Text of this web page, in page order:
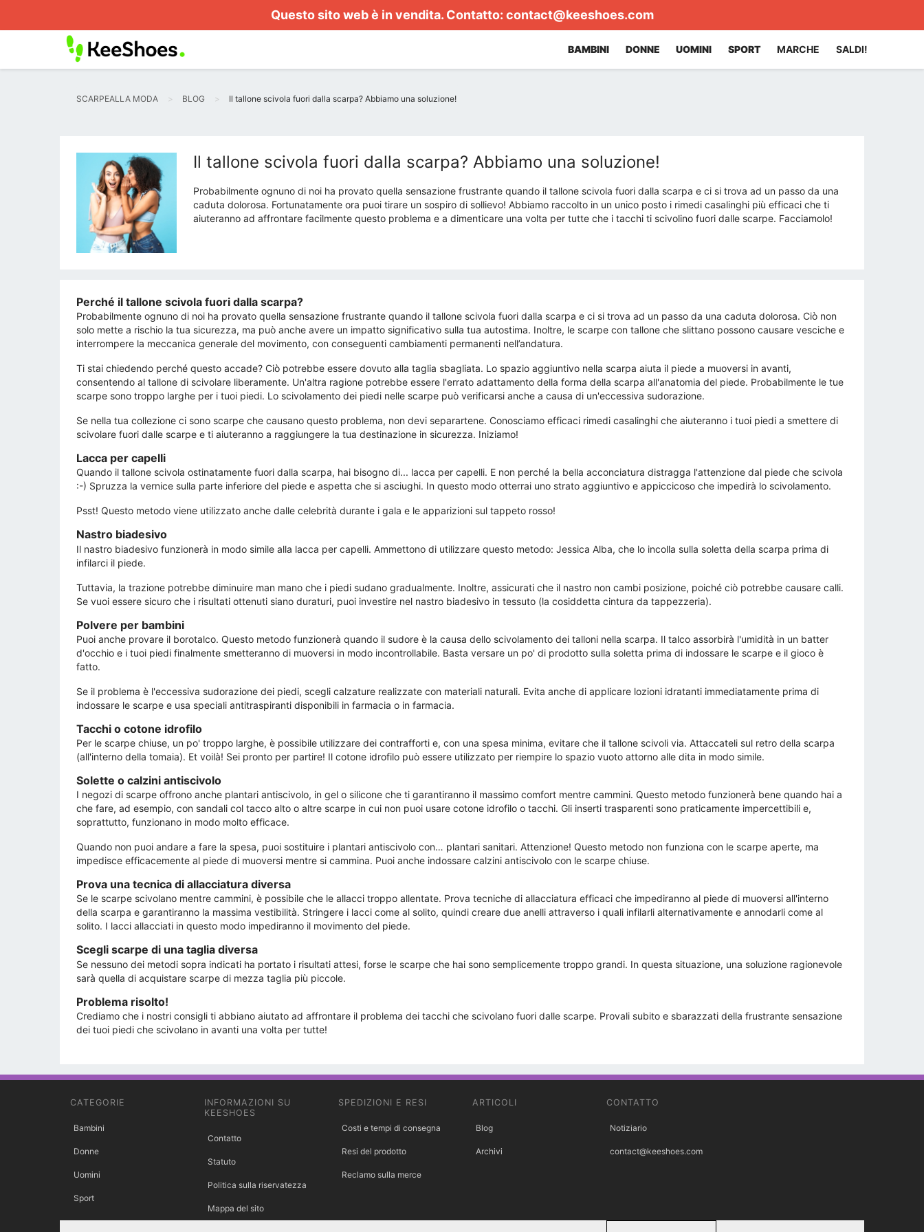
Questo sito web è in vendita. Contatto: contact@keeshoes.com
BAMBINI DONNE UOMINI SPORT MARCHE SALDI!
SCARPEALLA MODA BLOG Il tallone scivola fuori dalla scarpa? Abbiamo una soluzione!
Il tallone scivola fuori dalla scarpa? Abbiamo una soluzione!
Probabilmente ognuno di noi ha provato quella sensazione frustrante quando il tallone scivola fuori dalla scarpa e ci si trova ad un passo da una
caduta dolorosa. Fortunatamente ora puoi tirare un sospiro di sollievo! Abbiamo raccolto in un unico posto i rimedi casalinghi più efficaci che ti
aiuteranno ad affrontare facilmente questo problema e a dimenticare una volta per tutte che i tacchi ti scivolino fuori dalle scarpe. Facciamolo!
Perché il tallone scivola fuori dalla scarpa?
Probabilmente ognuno di noi ha provato quella sensazione frustrante quando il tallone scivola fuori dalla scarpa e ci si trova ad un passo da una caduta dolorosa. Ciò non
solo mette a rischio la tua sicurezza, ma può anche avere un impatto significativo sulla tua autostima. Inoltre, le scarpe con tallone che slittano possono causare vesciche e
interrompere la meccanica generale del movimento, con conseguenti cambiamenti permanenti nell’andatura.
Ti stai chiedendo perché questo accade? Ciò potrebbe essere dovuto alla taglia sbagliata. Lo spazio aggiuntivo nella scarpa aiuta il piede a muoversi in avanti,
consentendo al tallone di scivolare liberamente. Un'altra ragione potrebbe essere l'errato adattamento della forma della scarpa all'anatomia del piede. Probabilmente le tue
scarpe sono troppo larghe per i tuoi piedi. Lo scivolamento dei piedi nelle scarpe può verificarsi anche a causa di un'eccessiva sudorazione.
Se nella tua collezione ci sono scarpe che causano questo problema, non devi separartene. Conosciamo efficaci rimedi casalinghi che aiuteranno i tuoi piedi a smettere di
scivolare fuori dalle scarpe e ti aiuteranno a raggiungere la tua destinazione in sicurezza. Iniziamo!
Lacca per capelli
Quando il tallone scivola ostinatamente fuori dalla scarpa, hai bisogno di... lacca per capelli. E non perché la bella acconciatura distragga l'attenzione dal piede che scivola
:-) Spruzza la vernice sulla parte inferiore del piede e aspetta che si asciughi. In questo modo otterrai uno strato aggiuntivo e appiccicoso che impedirà lo scivolamento.
Psst! Questo metodo viene utilizzato anche dalle celebrità durante i gala e le apparizioni sul tappeto rosso!
Nastro biadesivo
Il nastro biadesivo funzionerà in modo simile alla lacca per capelli. Ammettono di utilizzare questo metodo: Jessica Alba, che lo incolla sulla soletta della scarpa prima di
infilarci il piede.
Tuttavia, la trazione potrebbe diminuire man mano che i piedi sudano gradualmente. Inoltre, assicurati che il nastro non cambi posizione, poiché ciò potrebbe causare calli.
Se vuoi essere sicuro che i risultati ottenuti siano duraturi, puoi investire nel nastro biadesivo in tessuto (la cosiddetta cintura da tappezzeria).
Polvere per bambini
Puoi anche provare il borotalco. Questo metodo funzionerà quando il sudore è la causa dello scivolamento dei talloni nella scarpa. Il talco assorbirà l'umidità in un batter
d'occhio e i tuoi piedi finalmente smetteranno di muoversi in modo incontrollabile. Basta versare un po' di prodotto sulla soletta prima di indossare le scarpe e il gioco è
fatto.
Se il problema è l'eccessiva sudorazione dei piedi, scegli calzature realizzate con materiali naturali. Evita anche di applicare lozioni idratanti immediatamente prima di
indossare le scarpe e usa speciali antitraspiranti disponibili in farmacia o in farmacia.
Tacchi o cotone idrofilo
Per le scarpe chiuse, un po' troppo larghe, è possibile utilizzare dei contrafforti e, con una spesa minima, evitare che il tallone scivoli via. Attaccateli sul retro della scarpa
(all'interno della tomaia). Et voilà! Sei pronto per partire! Il cotone idrofilo può essere utilizzato per riempire lo spazio vuoto attorno alle dita in modo simile.
Solette o calzini antiscivolo
I negozi di scarpe offrono anche plantari antiscivolo, in gel o silicone che ti garantiranno il massimo comfort mentre cammini. Questo metodo funzionerà bene quando hai a
che fare, ad esempio, con sandali col tacco alto o altre scarpe in cui non puoi usare cotone idrofilo o tacchi. Gli inserti trasparenti sono praticamente impercettibili e,
soprattutto, funzionano in modo molto efficace.
Quando non puoi andare a fare la spesa, puoi sostituire i plantari antiscivolo con… plantari sanitari. Attenzione! Questo metodo non funziona con le scarpe aperte, ma
impedisce efficacemente al piede di muoversi mentre si cammina. Puoi anche indossare calzini antiscivolo con le scarpe chiuse.
Prova una tecnica di allacciatura diversa
Se le scarpe scivolano mentre cammini, è possibile che le allacci troppo allentate. Prova tecniche di allacciatura efficaci che impediranno al piede di muoversi all'interno
della scarpa e garantiranno la massima vestibilità. Stringere i lacci come al solito, quindi creare due anelli attraverso i quali infilarli alternativamente e annodarli come al
solito. I lacci allacciati in questo modo impediranno il movimento del piede.
Scegli scarpe di una taglia diversa
Se nessuno dei metodi sopra indicati ha portato i risultati attesi, forse le scarpe che hai sono semplicemente troppo grandi. In questa situazione, una soluzione ragionevole
sarà quella di acquistare scarpe di mezza taglia più piccole.
Problema risolto!
Crediamo che i nostri consigli ti abbiano aiutato ad affrontare il problema dei tacchi che scivolano fuori dalle scarpe. Provali subito e sbarazzati della frustrante sensazione
dei tuoi piedi che scivolano in avanti una volta per tutte!
CATEGORIE
Bambini
Donne
Uomini
Sport
INFORMAZIONI SU
KEESHOES
Contatto
Statuto
Politica sulla riservatezza
Mappa del sito
SPEDIZIONI E RESI
Costi e tempi di consegna
Resi del prodotto
Reclamo sulla merce
ARTICOLI
Blog
Archivi
CONTATTO
Notiziario
contact@keeshoes.com